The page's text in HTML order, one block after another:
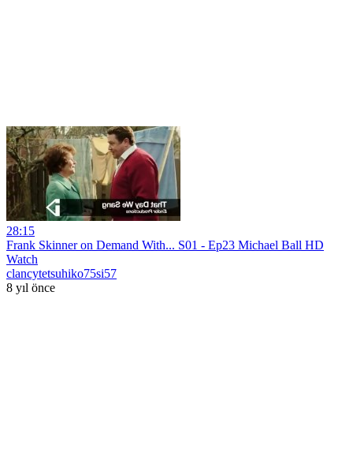
28:15
Frank Skinner on Demand With... S01 - Ep23 Michael Ball HD
Watch
clancytetsuhiko75si57
8 yıl önce